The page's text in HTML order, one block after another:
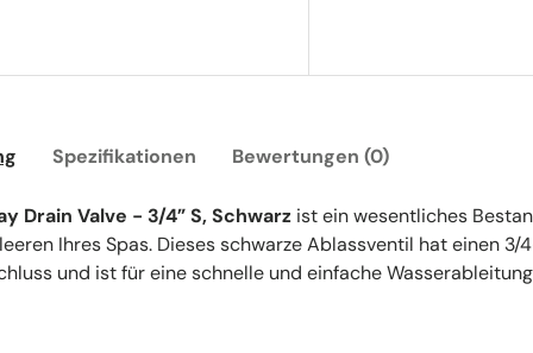
Spezifikationen Bewertungen (0)
Drain Valve - 3/4” S, Schwarz ist ein wesentliches
Ihres Spas. Dieses schwarze Ablassventil hat einen 3/
und ist für eine schnelle und einfache